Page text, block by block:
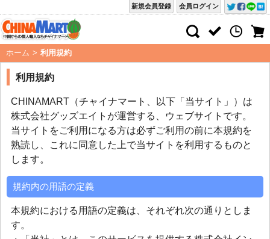
会員ログイン
新規会員登録
ホーム > 利用規約
利用規約
CHINAMART（チャイナマート、以下「当サイト」）は
株式会社グッズエイトが運営する、ウェブサイトです。
当サイトをご利用になる方は必ずご利用の前に本規約を
熟読し、これに同意した上で当サイトを利用するものと
します。
規約内の用語の定義
本規約における用語の定義は、それぞれ次の通りとしま
す。